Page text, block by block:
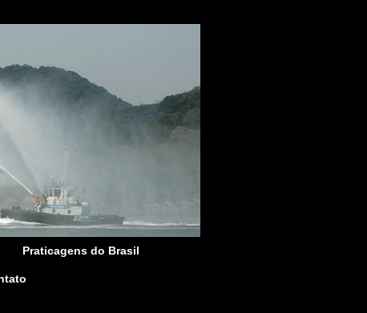
Praticagens do Brasil